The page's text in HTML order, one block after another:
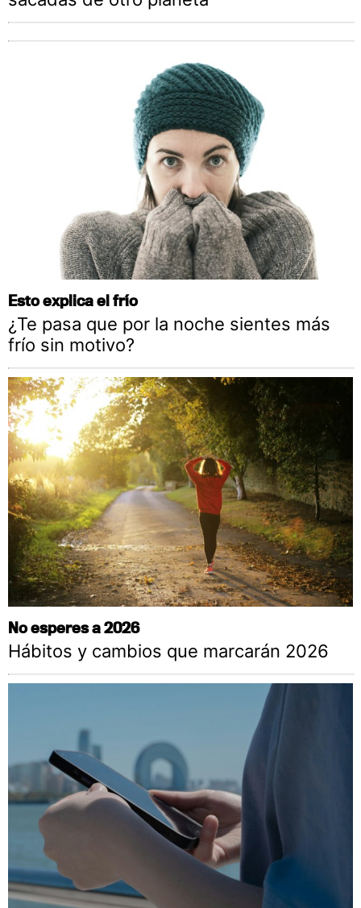
Esto explica el frío
¿Te pasa que por la noche sientes más
frío sin motivo?
No esperes a 2026
Hábitos y cambios que marcarán 2026